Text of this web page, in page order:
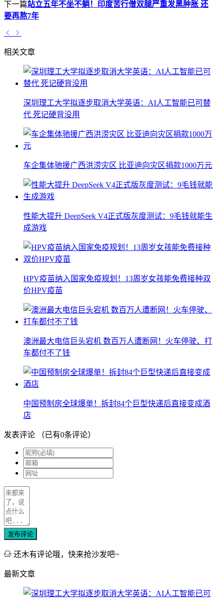
下一篇站立五年不坐不躺！印度苦行僧双腿严重发黑肿胀 还
要再熬7年
相关文章
深圳理工大学拟逐步取消大学英语：AI人工智能已可替
代 死记硬背没用
车企集体驰援广西洪涝灾区 比亚迪向灾区捐款1000万元
性能大提升 DeepSeek V4正式版灰度测试：9毛钱就能生
成游戏
HPV疫苗纳入国家免疫规划！13周岁女孩能免费接种双
价HPV疫苗
澳洲最大电信巨头宕机 数百万人遭断网！火车停驶、打
车都付不了钱
中国预制房全球爆单！拆封84个巨型快递后直接变成酒
店
发表评论 （已有0条评论）
发布评论
还木有评论哦，快来抢沙发吧~
最新文章